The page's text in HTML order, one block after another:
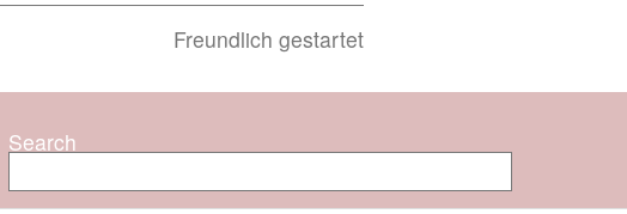
Next
Freundlich gestartet
Search